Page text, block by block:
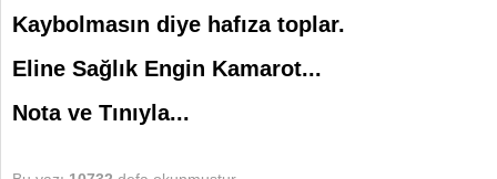
Kaybolmasın diye hafıza toplar.
Eline Sağlık Engin Kamarot...
Nota ve Tınıyla...